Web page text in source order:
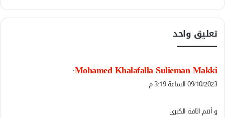
تعليق واحد
ي
ق
Mohamed Khalafalla Sulieman Makki
:
09/10/2023 الساعة 3:19 م
و أنتم الآفة الكبرى